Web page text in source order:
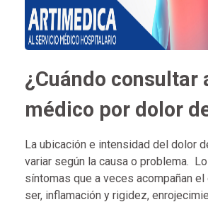
¿Cuándo consultar
médico por dolor
La ubicación e intensidad del dolor
variar según la causa o problema.
síntomas que a veces acompañan el
ser, inflamación y rigidez,